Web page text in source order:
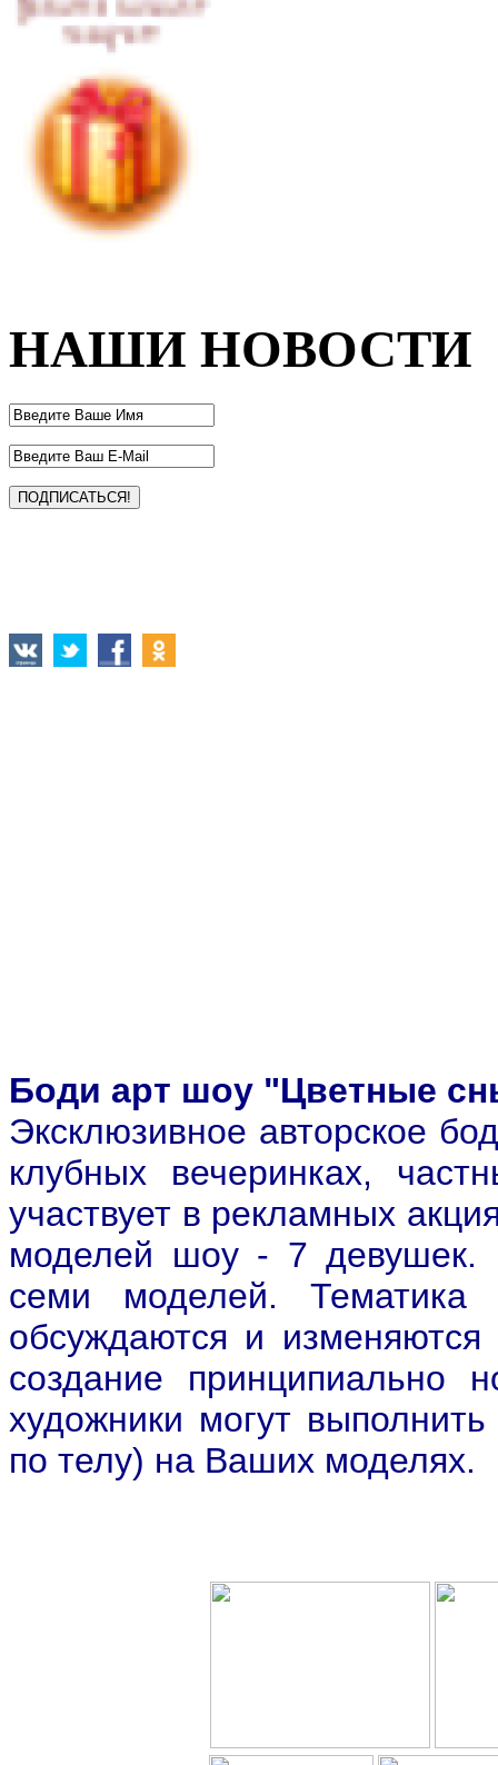
НАШИ НОВОСТИ
Боди арт шоу "Цветные
Эксклюзивное авторское
клубных вечеринках,
участвует в рекламных
моделей шоу - 7 девушек.
семи моделей. Тематика
обсуждаются и
создание принципиально
художники могут
по телу) на Ваших моделях.